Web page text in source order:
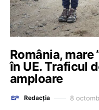
România, mare
în UE. Traficul
amploare
Redacția 8